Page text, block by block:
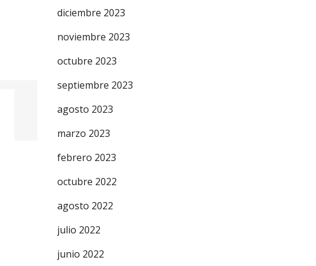
diciembre 2023
noviembre 2023
octubre 2023
septiembre 2023
agosto 2023
marzo 2023
febrero 2023
octubre 2022
agosto 2022
julio 2022
junio 2022